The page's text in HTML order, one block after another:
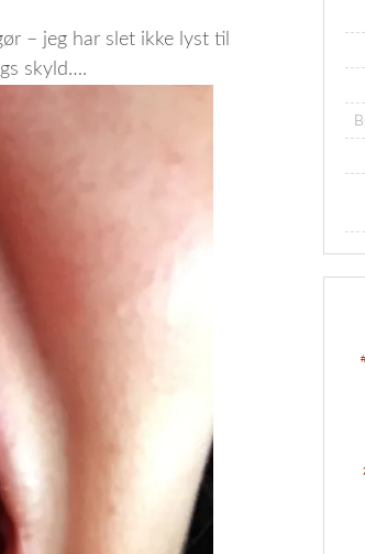
– jeg har slet ikke lyst til
skyld….